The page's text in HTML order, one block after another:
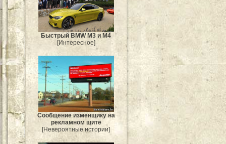
Быстрый BMW M3 и M4
[Интересное]
Сообщение изменщику на
рекламном щите
[Невероятные истории]